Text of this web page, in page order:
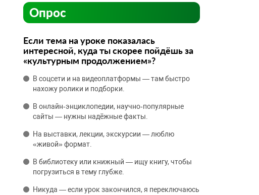
Опрос
Если тема на уроке показалась
интересной, куда ты скорее пойдёшь за
«культурным продолжением»?
В соцсети и на видеоплатформы — там быстро
нахожу ролики и подборки.
В онлайн‑энциклопедии, научно‑популярные
сайты — нужны надёжные факты.
На выставки, лекции, экскурсии — люблю
«живой» формат.
В библиотеку или книжный — ищу книгу, чтобы
погрузиться в тему глубже.
Никуда — если урок закончился, я переключаюсь